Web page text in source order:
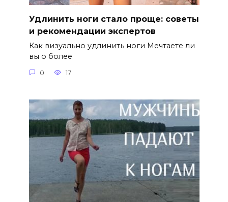
Удлинить ноги стало проще: советы
и рекомендации экспертов
Как визуально удлинить ноги Мечтаете ли
вы о более
0 17